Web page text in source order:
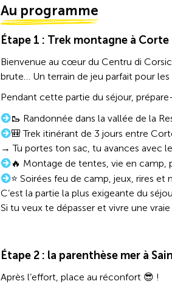
Au programme
Étape 1 : Trek montagne à Corte
Bienvenue au cœur du Centru di
brute… Un terrain de jeu parfait pour les
Pendant cette partie du séjour,
🥾 Randonnée dans la vallée de la
🎒 Trek itinérant de 3 jours entre
→ Tu portes ton sac, tu avances avec
🔥 Montage de tentes, vie en
⭐ Soirées feu de camp, jeux, rires
C’est la partie la plus exigeante du
Si tu veux te dépasser et vivre une
Étape 2 : la parenthèse mer à
Après l’effort, place au réconfort 😎 !